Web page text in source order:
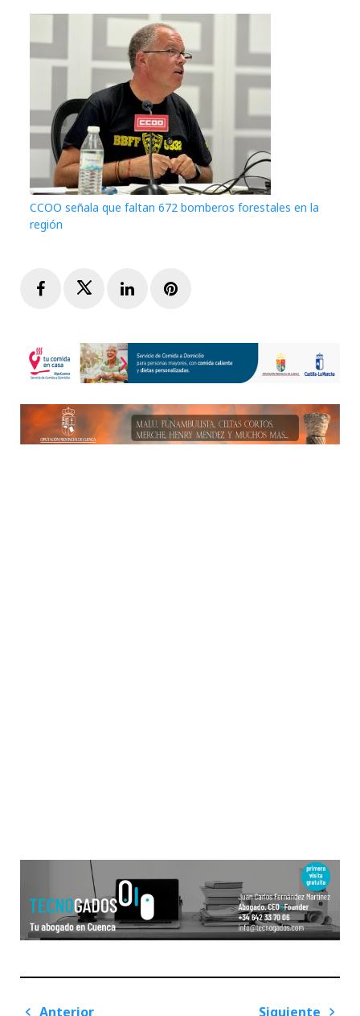
CCOO señala que faltan 672 bomberos forestales en la
región
FacebookTwitterLinkedInPinterest
Navegación
Anterior Siguiente